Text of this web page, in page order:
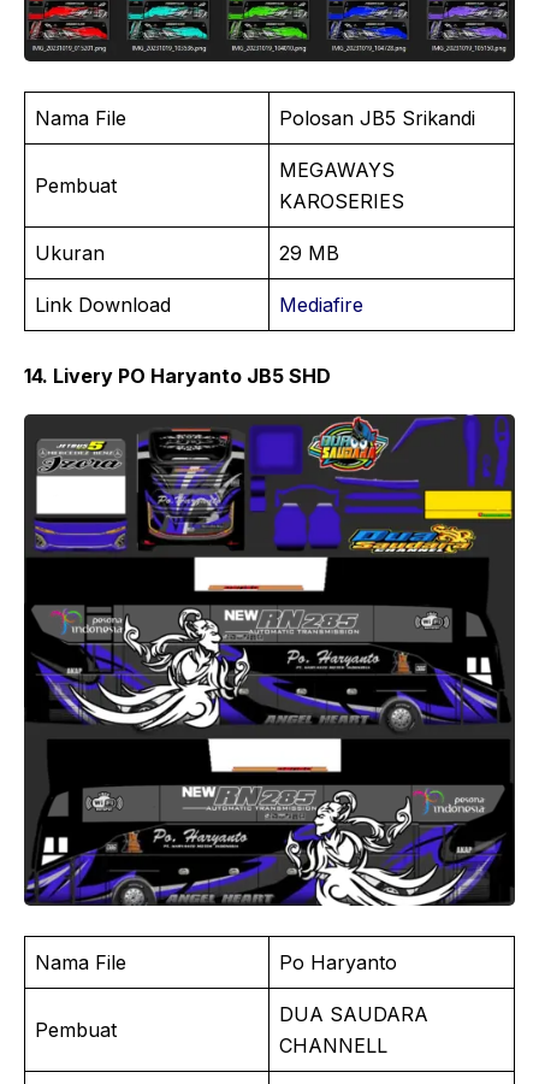
Nama File Polosan JB5 Srikandi
Pembuat
MEGAWAYS
KAROSERIES
Ukuran 29 MB
Link Download Mediafire
14. Livery PO Haryanto JB5 SHD
Nama File Po Haryanto
Pembuat
DUA SAUDARA
CHANNELL